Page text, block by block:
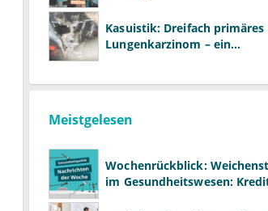
Kasuistik: Dreifach primäres
Lungenkarzinom – ein
Meistgelesen
Wochenrückblick:
im Gesundheitswesen: